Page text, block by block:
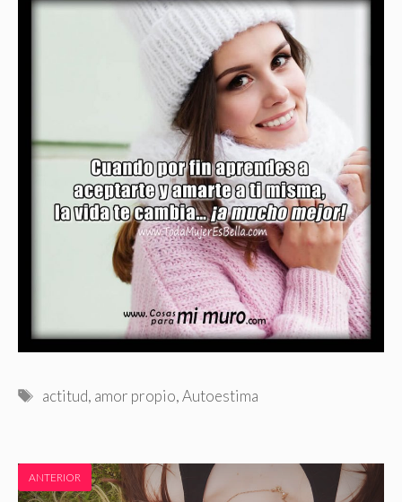
Etiquetas
actitud, amor propio,Autoestima
ANTERIOR